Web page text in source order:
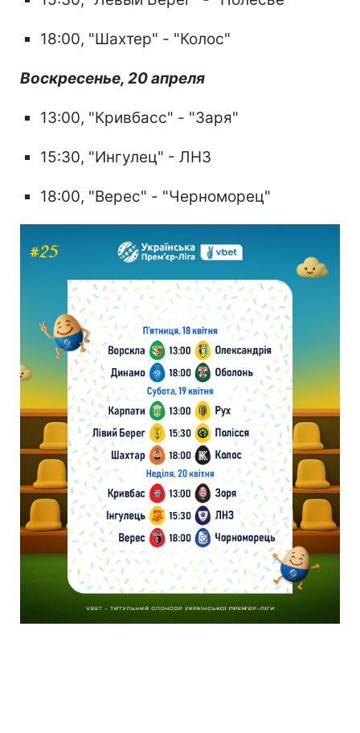
18:00, "Шахтер" - "Колос"
Воскресенье, 20 апреля
13:00, "Кривбасс" - "Заря"
15:30, "Ингулец" - ЛНЗ
18:00, "Верес" - "Черноморец"